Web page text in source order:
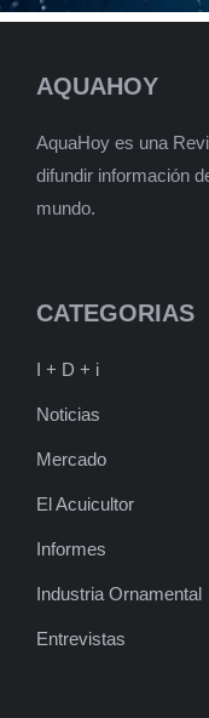
AQUAHOY
AquaHoy es una
difundir información
mundo.
CATEGORIAS
I + D + i
Noticias
Mercado
El Acuicultor
Informes
Industria Ornamental
Entrevistas